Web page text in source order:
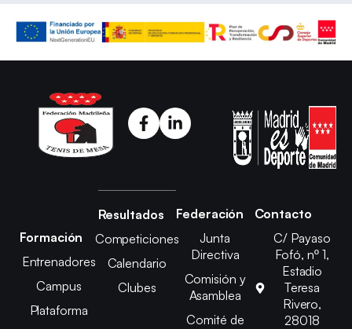
Formación
Entrenadores
Campus
Plataforma
Resultados
Competiciones
Calendario
Clubes
Federación
Junta
Directiva
Comisión y
Asamblea
Comité de
Contacto
C/ Payaso
Fofó, nº 1,
Estadio
Teresa
Rivero,
28018